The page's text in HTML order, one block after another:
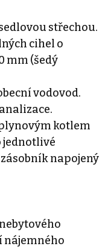
střechou.
cihel o
mm (šedý
vodovod.
kotlem
jednotlivé
napojený
nájemného